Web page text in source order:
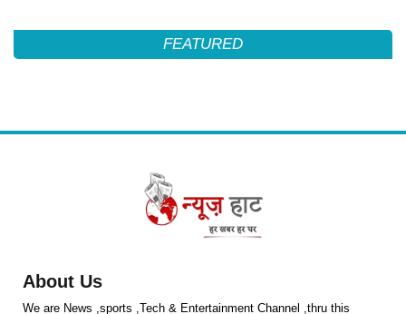
FEATURED
About Us
We are News ,sports ,Tech & Entertainment Channel ,thru this